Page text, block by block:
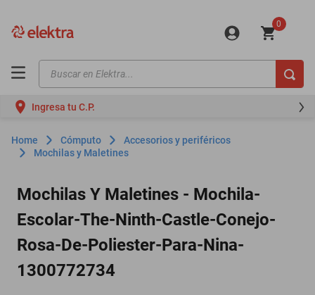
0
Buscar en Elektra...
Ingresa tu C.P.
Cómputo
Accesorios y periféricos
Mochilas y Maletines
Mochilas Y Maletines - Mochila-
Escolar-The-Ninth-Castle-Conejo-
Rosa-De-Poliester-Para-Nina-
1300772734
motos
moto
iphones
refrigeradores
lavadoras
colchones